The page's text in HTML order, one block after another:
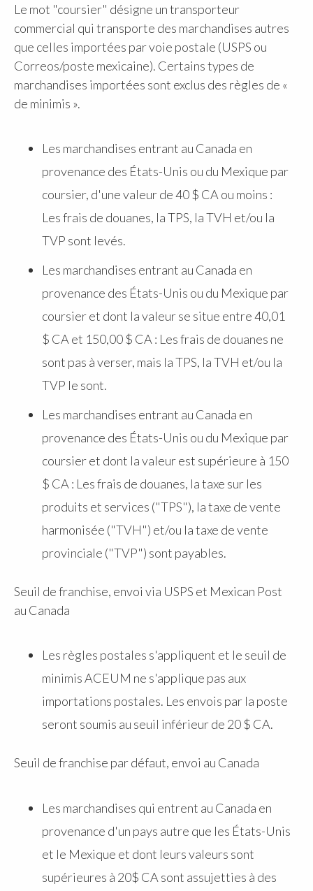
Le mot "coursier" désigne un transporteur
commercial qui transporte des marchandises autres
que celles importées par voie postale (USPS ou
Correos/poste mexicaine). Certains types de
marchandises importées sont exclus des règles de «
de minimis ».
Les marchandises entrant au Canada en
provenance des États-Unis ou du Mexique par
coursier, d'une valeur de 40 $ CA ou moins :
Les frais de douanes, la TPS, la TVH et/ou la
TVP sont levés.
Les marchandises entrant au Canada en
provenance des États-Unis ou du Mexique par
coursier et dont la valeur se situe entre 40,01
$ CA et 150,00 $ CA : Les frais de douanes ne
sont pas à verser, mais la TPS, la TVH et/ou la
TVP le sont.
Les marchandises entrant au Canada en
provenance des États-Unis ou du Mexique par
coursier et dont la valeur est supérieure à 150
$ CA : Les frais de douanes, la taxe sur les
produits et services ("TPS"), la taxe de vente
harmonisée ("TVH") et/ou la taxe de vente
provinciale ("TVP") sont payables.
Seuil de franchise, envoi via USPS et Mexican Post
au Canada
Les règles postales s'appliquent et le seuil de
minimis ACEUM ne s'applique pas aux
importations postales. Les envois par la poste
seront soumis au seuil inférieur de 20 $ CA.
Seuil de franchise par défaut, envoi au Canada
Les marchandises qui entrent au Canada en
provenance d'un pays autre que les États-Unis
et le Mexique et dont leurs valeurs sont
supérieures à 20$ CA sont assujetties à des